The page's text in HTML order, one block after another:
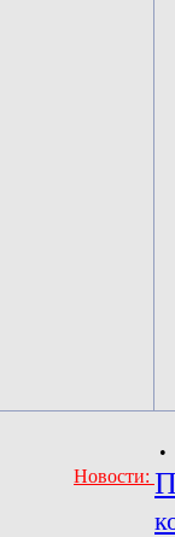
•
Новости: